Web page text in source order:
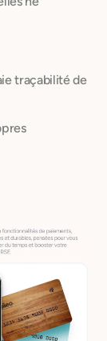
traçabilité de